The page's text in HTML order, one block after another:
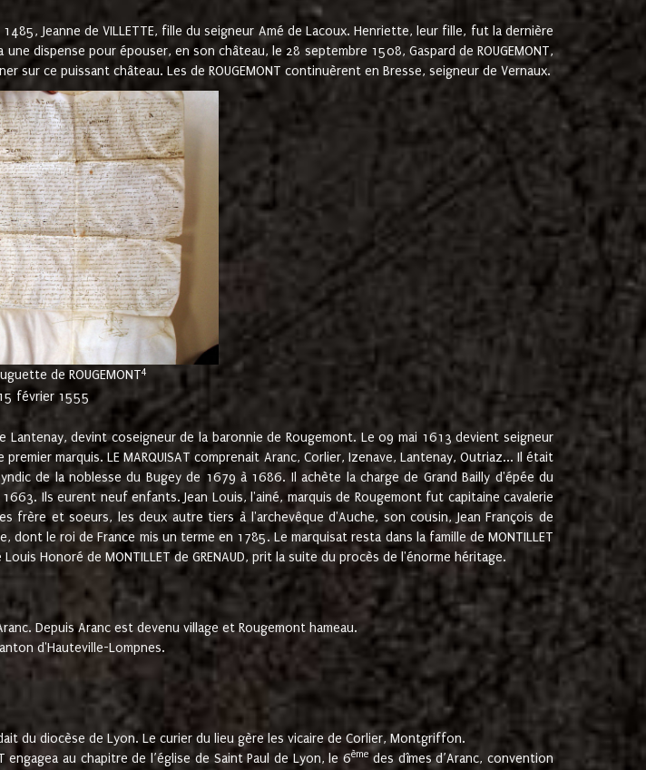
Jeanne de VILLETTE, fille du seigneur Amé de Lacoux. Henriette, leur fille, fut la dernière
dispense pour épouser, en son château, le 28 septembre 1508, Gaspard de ROUGEMONT,
sur ce puissant château. Les de ROUGEMONT continuèrent en Bresse, seigneur de Vernaux.
de ROUGEMONT4
février 1555
Lantenay, devint coseigneur de la baronnie de Rougemont. Le 09 mai 1613 devient seigneur
marquis. LE MARQUISAT comprenait Aranc, Corlier, Izenave, Lantenay, Outriaz... Il était
de la noblesse du Bugey de 1679 à 1686. Il achète la charge de Grand Bailly d'épée du
1663. Ils eurent neuf enfants. Jean Louis, l'ainé, marquis de Rougemont fut capitaine cavalerie
et soeurs, les deux autre tiers à l'archevêque d'Auche, son cousin, Jean François de
le roi de France mis un terme en 1785. Le marquisat resta dans la famille de MONTILLET
Honoré de MONTILLET de GRENAUD, prit la suite du procès de l'énorme héritage.
Depuis Aranc est devenu village et Rougemont hameau.
d'Hauteville-Lompnes.
du diocèse de Lyon. Le curier du lieu gère les vicaire de Corlier, Montgriffon.
engagea au chapitre de l’église de Saint Paul de Lyon, le 6ème des dîmes d’Aranc, convention